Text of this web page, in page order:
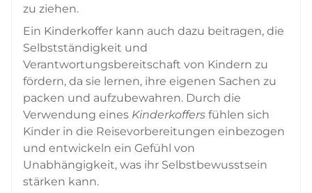
zu ziehen.
Ein Kinderkoffer kann auch dazu beitragen, die
Selbstständigkeit und
Verantwortungsbereitschaft von Kindern zu
fördern, da sie lernen, ihre eigenen Sachen zu
packen und aufzubewahren. Durch die
Verwendung eines Kinderkoffers fühlen sich
Kinder in die Reisevorbereitungen einbezogen
und entwickeln ein Gefühl von
Unabhängigkeit, was ihr Selbstbewusstsein
stärken kann.